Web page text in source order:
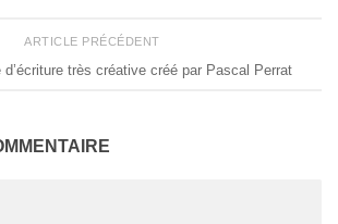
ARTICLE PRÉCÉDENT
d’écriture très créative créé par Pascal Perrat